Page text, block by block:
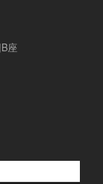
座